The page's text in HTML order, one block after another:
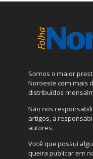
Somos o maior
Noroeste com mais
distribuídos
Não nos
artigos, a
autores.
Você que possuí
queira publicar em